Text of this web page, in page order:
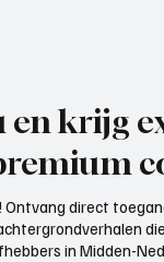
en krijg
direct
in Midden-